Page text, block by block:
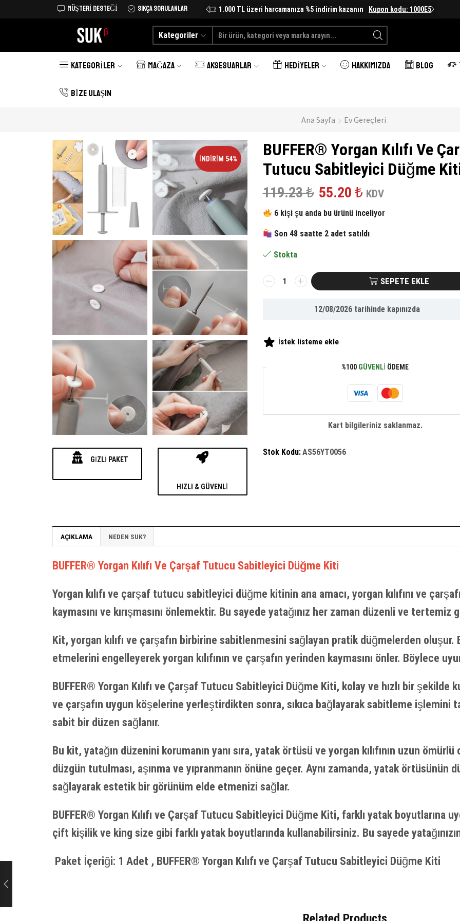
MÜŞTERI DESTEĞI SIKÇA SORULANLAR
Tüm Türkiye'ye kargo şimdi 25 TL Alışverişe Başlayın 1.000 TL üzeri harcamanıza %5 indirim kazanın Kupon kodu: 1000E5
Kategoriler
Search
KATEGORILER MAĞAZA AKSESUARLAR HEDIYELER HAKKIMIZDA BLOG
BIZE ULAŞIN
Ana Sayfa Ev Gereçleri
İNDIRIM 54%
GIZLI PAKET
HIZLI & GÜVENLI
BUFFER® Yorgan Kılıfı Ve
Tutucu Sabitleyici Düğme
119.23₺ Orijinal
fiyat:
119.23 ₺.
55.20 ₺Şu
andaki
fiyat:
KDV
6 kişi şu anda bu ürünü inceliyor
Son 48 saatte 2 adet satıldı
Stokta
BUFFER®
Yorgan
Tutucu
Sabitleyici
Kiti
SEPETE EKLE
12/08/2026tarihinde kapınızda
İstek listeme ekle
%100 GÜVENLI ÖDEME
Kart bilgileriniz saklanmaz.
Stok Kodu:AS56YT0056
AÇIKLAMA NEDEN SUK?
BUFFER® Yorgan Kılıfı Ve Çarşaf Tutucu Sabitleyici Düğme Kiti
Yorgan kılıfı ve çarşaf tutucu sabitleyici düğme kitinin ana amacı, yorgan kılıfını ve
kaymasını ve kırışmasını önlemektir. Bu sayede yatağınız her zaman düzenli ve tertemiz
Kit, yorgan kılıfı ve çarşafın birbirine sabitlenmesini sağlayan pratik düğmelerden oluşur.
etmelerini engelleyerek yorgan kılıfının ve çarşafın yerinden kaymasını önler. Böylece
BUFFER® Yorgan Kılıfı ve Çarşaf Tutucu Sabitleyici Düğme Kiti, kolay ve hızlı bir şekilde
ve çarşafın uygun köşelerine yerleştirdikten sonra, sıkıca bağlayarak sabitleme işlemini
sabit bir düzen sağlanır.
Bu kit, yatağın düzenini korumanın yanı sıra, yatak örtüsü ve yorgan kılıfının uzun ömürlü
düzgün tutulması, aşınma ve yıpranmanın önüne geçer. Aynı zamanda, yatak örtüsünün
sağlayarak estetik bir görünüm elde etmenizi sağlar.
BUFFER® Yorgan Kılıfı ve Çarşaf Tutucu Sabitleyici Düğme Kiti, farklı yatak boyutlarına
çift kişilik ve king size gibi farklı yatak boyutlarında kullanabilirsiniz. Bu sayede
Paket İçeriği: 1 Adet , BUFFER® Yorgan Kılıfı ve Çarşaf Tutucu Sabitleyici Düğme Kiti